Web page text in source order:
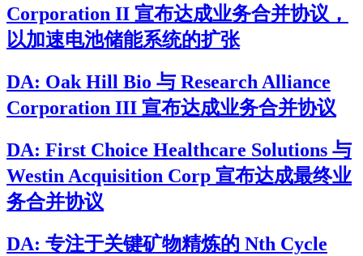
Corporation II 宣布达成业务合并协议，
以加速电池储能系统的扩张
DA: Oak Hill Bio 与 Research Alliance
Corporation III 宣布达成业务合并协议
DA: First Choice Healthcare Solutions 与
Westin Acquisition Corp 宣布达成最终业
务合并协议
DA: 专注于关键矿物精炼的 Nth Cycle